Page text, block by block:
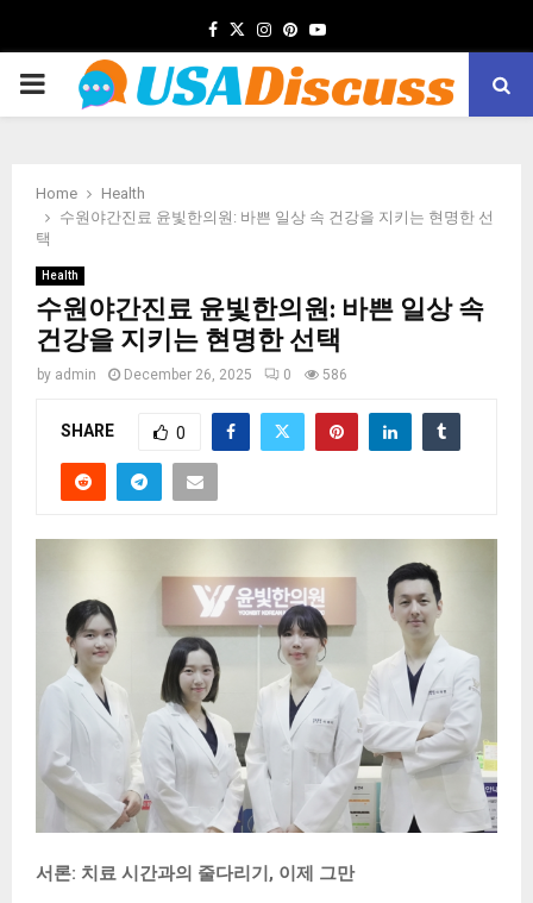
Facebook
TwitterInstagram
Pinterest
Youtube
PRIMARY
Home
Health
수원야간진료 윤빛한의원: 바쁜 일상 속 건강을 지키는 현명한 선
택
Health
수원야간진료 윤빛한의원: 바쁜 일상 속
건강을 지키는 현명한 선택
by admin December 26, 2025 0 586
SHARE 0
서론: 치료 시간과의 줄다리기, 이제 그만